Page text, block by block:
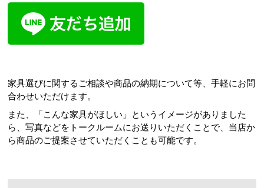
家具選びに関するご相談や商品の納期について等、手軽にお問
合わせいただけます。
また、「こんな家具がほしい」というイメージがありました
ら、写真などをトークルームにお送りいただくことで、当店か
ら商品のご提案させていただくことも可能です。